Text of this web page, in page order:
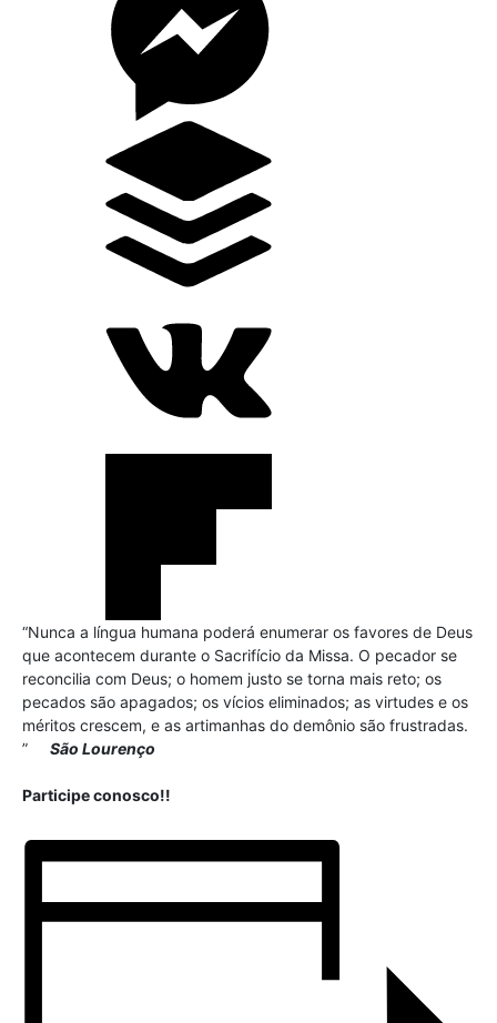
“Nunca a língua humana poderá enumerar os favores de Deus
que acontecem durante o Sacrifício da Missa. O pecador se
reconcilia com Deus; o homem justo se torna mais reto; os
pecados são apagados; os vícios eliminados; as virtudes e os
méritos crescem, e as artimanhas do demônio são frustradas.
” São Lourenço
Participe conosco!!